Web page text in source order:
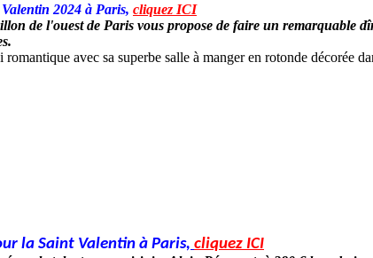
2024 à Paris, cliquez ICI
de l'ouest de Paris vous propose de faire un remarquable
avec sa superbe salle à manger en rotonde décorée
la Saint Valentin à Paris, cliquez ICI